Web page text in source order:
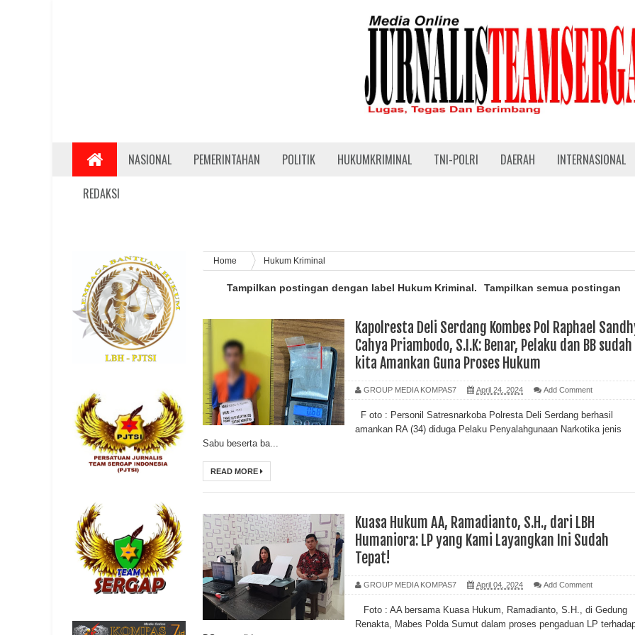
NASIONAL PEMERINTAHAN POLITIK HUKUMKRIMINAL TNI-POLRI DAERAH
INTERNASIONAL
REDAKSI
Home Hukum Kriminal
Tampilkan postingan dengan label Hukum Kriminal. Tampilkan semua postingan
Kapolresta Deli Serdang Kombes Pol Raphael
Cahya Priambodo, S.I.K: Benar, Pelaku dan BB sudah
kita Amankan Guna Proses Hukum
GROUP MEDIA KOMPAS7 April 24, 2024 Add Comment
F oto : Personil Satresnarkoba Polresta Deli Serdang berhasil
amankan RA (34) diduga Pelaku Penyalahgunaan Narkotika jenis
Sabu beserta ba...
READ MORE
Kuasa Hukum AA, Ramadianto, S.H., dari LBH
Humaniora: LP yang Kami Layangkan Ini Sudah
Tepat!
GROUP MEDIA KOMPAS7 April 04, 2024 Add Comment
Foto : AA bersama Kuasa Hukum, Ramadianto, S.H., di Gedung
Renakta, Mabes Polda Sumut dalam proses pengaduan LP